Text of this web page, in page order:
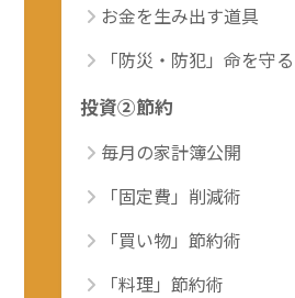
お金を生み出す道具
「防災・防犯」命を守る
投資②節約
毎月の家計簿公開
「固定費」削減術
「買い物」節約術
「料理」節約術